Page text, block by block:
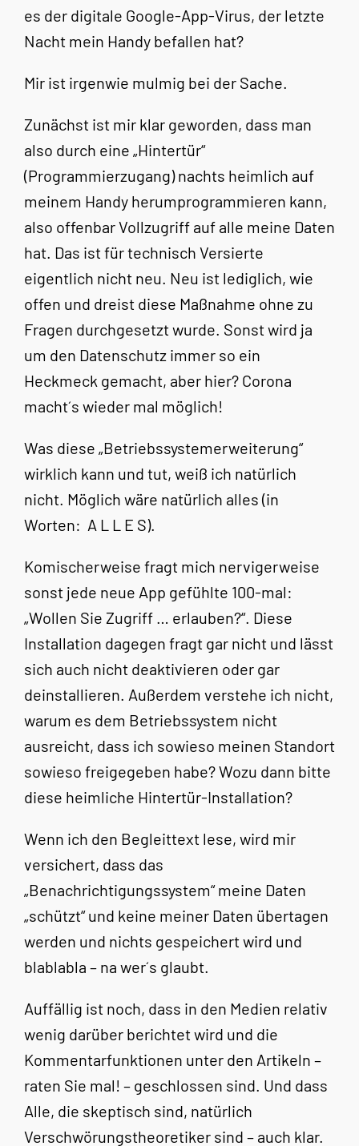
es der digitale Google-App-Virus, der letzte
Nacht mein Handy befallen hat?
Mir ist irgenwie mulmig bei der Sache.
Zunächst ist mir klar geworden, dass man
also durch eine „Hintertür“
(Programmierzugang) nachts heimlich auf
meinem Handy herumprogrammieren kann,
also offenbar Vollzugriff auf alle meine Daten
hat. Das ist für technisch Versierte
eigentlich nicht neu. Neu ist lediglich, wie
offen und dreist diese Maßnahme ohne zu
Fragen durchgesetzt wurde. Sonst wird ja
um den Datenschutz immer so ein
Heckmeck gemacht, aber hier? Corona
macht´s wieder mal möglich!
Was diese „Betriebssystemerweiterung“
wirklich kann und tut, weiß ich natürlich
nicht. Möglich wäre natürlich alles (in
Worten: A L L E S).
Komischerweise fragt mich nervigerweise
sonst jede neue App gefühlte 100-mal:
„Wollen Sie Zugriff … erlauben?“. Diese
Installation dagegen fragt gar nicht und lässt
sich auch nicht deaktivieren oder gar
deinstallieren. Außerdem verstehe ich nicht,
warum es dem Betriebssystem nicht
ausreicht, dass ich sowieso meinen Standort
sowieso freigegeben habe? Wozu dann bitte
diese heimliche Hintertür-Installation?
Wenn ich den Begleittext lese, wird mir
versichert, dass das
„Benachrichtigungssystem“ meine Daten
„schützt“ und keine meiner Daten übertagen
werden und nichts gespeichert wird und
blablabla – na wer´s glaubt.
Auffällig ist noch, dass in den Medien relativ
wenig darüber berichtet wird und die
Kommentarfunktionen unter den Artikeln –
raten Sie mal! – geschlossen sind. Und dass
Alle, die skeptisch sind, natürlich
Verschwörungstheoretiker sind – auch klar.